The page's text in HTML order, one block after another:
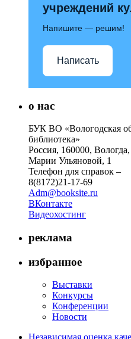
учреждений
Напишите — решим!
Написать
о нас
БУК ВО «Вологодская
библиотека»
Россия, 160000, Вологда,
Марии Ульяновой, 1
Телефон для справок –
8(8172)21-17-69
Adm@booksite.ru
ВКонтакте
Видеохостинг
реклама
избранное
Выставки
Конкурсы
Конференции
Новости